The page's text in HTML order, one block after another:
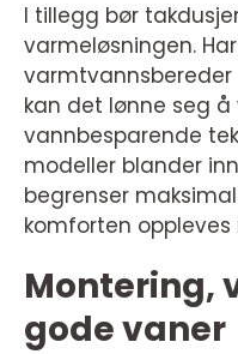
I tillegg bør
varmeløsningen.
kan det lønne seg
vannbesparende
modeller blander
begrenser
komforten
Montering,
gode vaner